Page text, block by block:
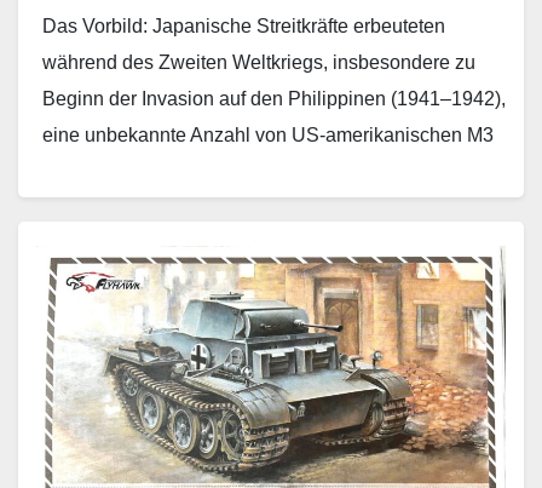
Das Vorbild: Japanische Streitkräfte erbeuteten
während des Zweiten Weltkriegs, insbesondere zu
Beginn der Invasion auf den Philippinen (1941–1942),
eine unbekannte Anzahl von US-amerikanischen M3
Weiterlesen